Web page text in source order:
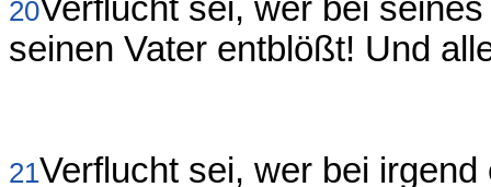
20Verflucht sei, wer bei
seinen Vater entblößt! Und
21Verflucht sei, wer bei